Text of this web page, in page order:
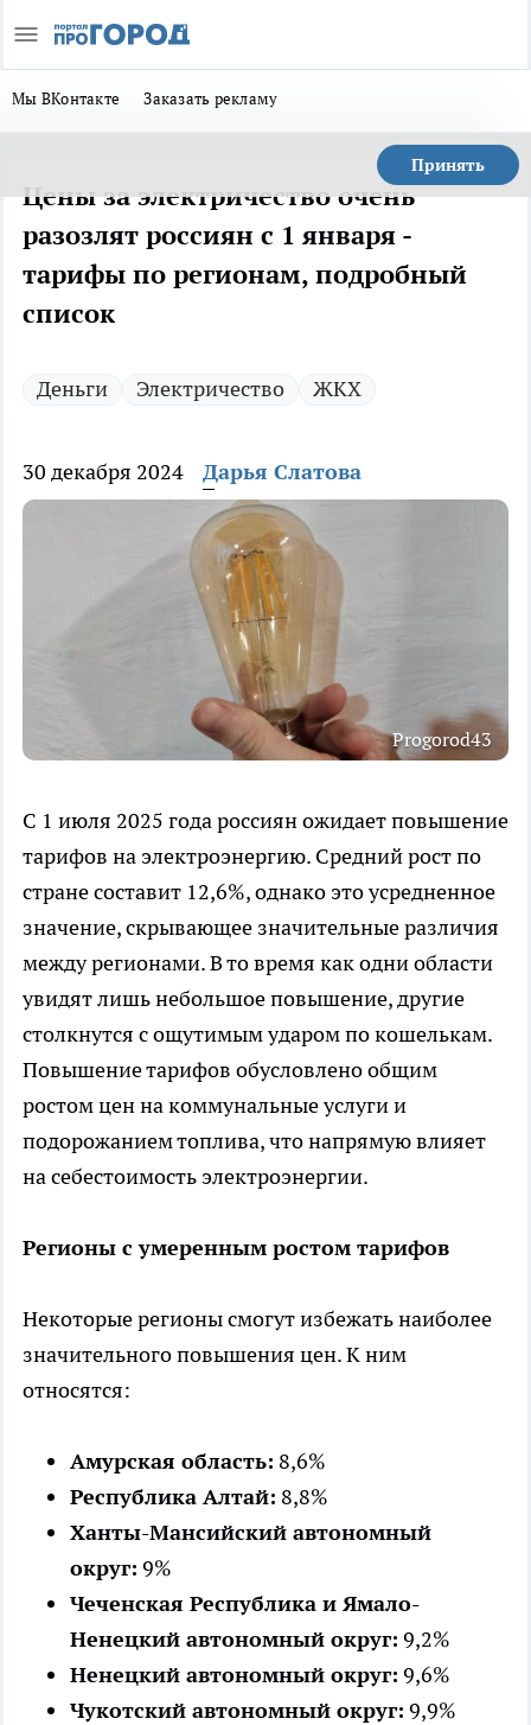
Мы ВКонтакте Заказать рекламу
Принять
Цены за электричество очень
разозлят россиян с 1 января -
тарифы по регионам, подробный
список
Деньги Электричество ЖКХ
30 декабря 2024 Дарья Слатова
Progorod43
С 1 июля 2025 года россиян ожидает повышение
тарифов на электроэнергию. Средний рост по
стране составит 12,6%, однако это усредненное
значение, скрывающее значительные различия
между регионами. В то время как одни области
увидят лишь небольшое повышение, другие
столкнутся с ощутимым ударом по кошелькам.
Повышение тарифов обусловлено общим
ростом цен на коммунальные услуги и
подорожанием топлива, что напрямую влияет
на себестоимость электроэнергии.
Регионы с умеренным ростом тарифов
Некоторые регионы смогут избежать наиболее
значительного повышения цен. К ним
относятся:
Амурская область: 8,6%
Республика Алтай: 8,8%
Ханты-Мансийский автономный
округ: 9%
Чеченская Республика и Ямало-
Ненецкий автономный округ: 9,2%
Ненецкий автономный округ: 9,6%
Чукотский автономный округ: 9,9%